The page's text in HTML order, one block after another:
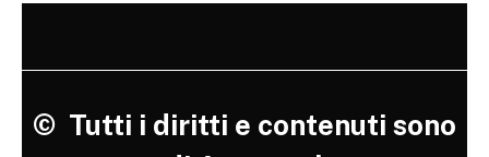
© Tutti i diritti e contenuti sono